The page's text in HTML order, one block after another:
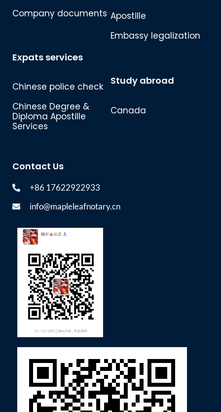
Company documents
Expats services
Chinese police check
Chinese Degree &
Diploma Apostille
Services
Apostille
Embassy legalization
Study abroad
Canada
Contact Us
+86 17622922933
info@mapleleafnotary.cn